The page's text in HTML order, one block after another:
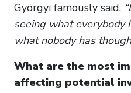
Györgyi famously said,
seeing what everybody
what nobody has
What are the most
affecting potential